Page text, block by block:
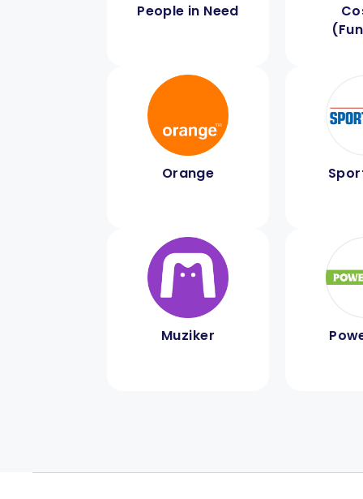
People in Need
Orange
Muziker